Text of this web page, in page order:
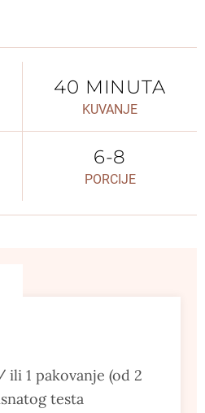
40 MINUTA
KUVANJE
6-8
PORCIJE
1 pakovanje (od 2
testa